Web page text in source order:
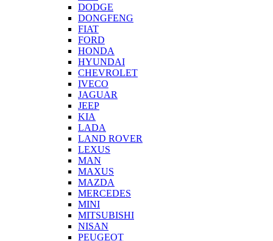
DODGE
DONGFENG
FIAT
FORD
HONDA
HYUNDAI
CHEVROLET
IVECO
JAGUAR
JEEP
KIA
LADA
LAND ROVER
LEXUS
MAN
MAXUS
MAZDA
MERCEDES
MINI
MITSUBISHI
NISAN
PEUGEOT